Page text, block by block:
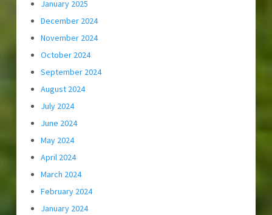
January 2025
December 2024
November 2024
October 2024
September 2024
August 2024
July 2024
June 2024
May 2024
April 2024
March 2024
February 2024
January 2024